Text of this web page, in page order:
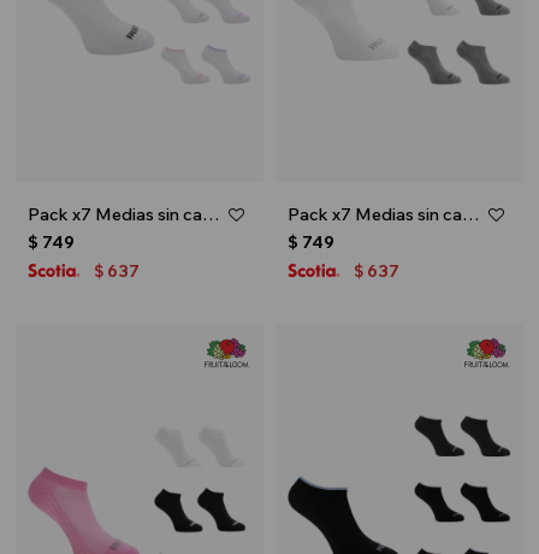
Pack x7 Medias sin caña con diseño para dama - Blanco
$ 749
$ 637
Pack x7 Medias sin caña con diseño para dama - Multicolor
$ 749
$ 637